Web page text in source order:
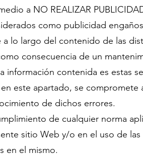
a NO REALIZAR
como publicidad
lo largo del contenido de las
consecuencia de un
contenida es estas
este apartado, se compromete
de dichos errores.
de cualquier norma
sitio Web y/o en el uso de
en el mismo.